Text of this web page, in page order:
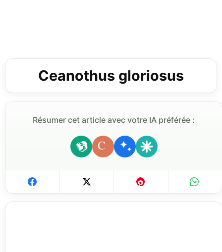
Ceanothus gloriosus
Résumer cet article avec votre IA préférée :
C